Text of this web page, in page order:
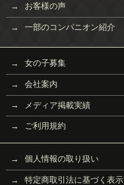
お客様の声
一部のコンパニオン紹介
女の子募集
会社案内
メディア掲載実績
ご利用規約
個人情報の取り扱い
特定商取引法に基づく表示